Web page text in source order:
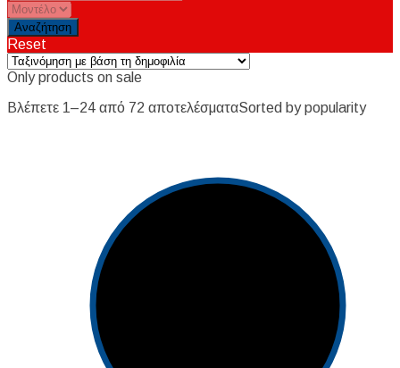
Reset
Only products on sale
Βλέπετε 1–24 από 72 αποτελέσματαSorted by popularity